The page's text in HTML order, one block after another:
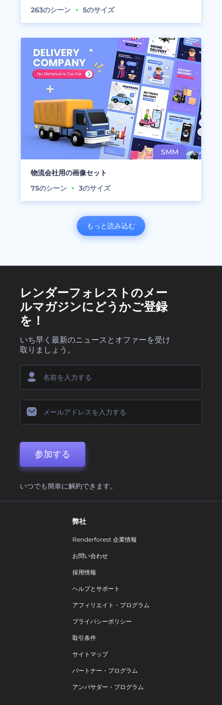
263のシーン 5のサイズ
物流会社用の画像セット
75のシーン 3のサイズ
もっと読み込む
レンダーフォレストのメー
ルマガジンにどうかご登録
を！
いち早く最新のニュースとオファーを受け
取りましょう。
参加する
いつでも簡単に解約できます。
弊社
Renderforest 企業情報
お問い合わせ
採用情報
ヘルプとサポート
アフィリエイト・プログラム
プライバシーポリシー
取引条件
サイトマップ
パートナー・プログラム
アンバサダー・プログラム